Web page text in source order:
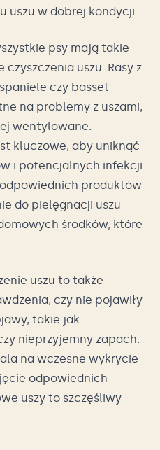
uszu w dobrej kondycji.
psy mają takie
uszu. Rasy z
czy basset
na problemy z uszami,
wentylowane.
kluczowe, aby uniknąć
i potencjalnych infekcji.
produktów
do pielęgnacji uszu
środków, które
uszu to także
czy nie pojawiły
takie jak
nieprzyjemny zapach.
na wczesne wykrycie
odpowiednich
uszy to szczęśliwy